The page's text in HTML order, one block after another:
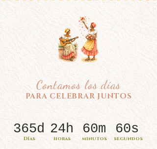
Contamos los días
PARA CELEBRAR JUNTOS
Días horas minutos segundos
365d 24h 60m 60s